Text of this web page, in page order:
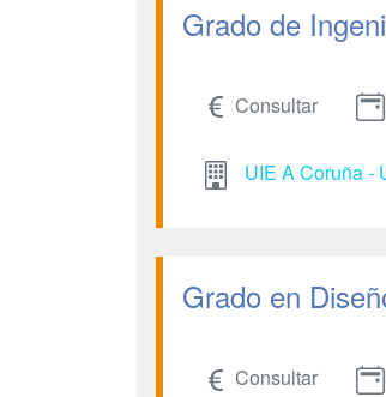
Grado de
Consultar
UIE A Coruña -
Grado en
Consultar